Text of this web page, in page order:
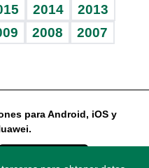
2014
2013
2008
2007
para Android, iOS y